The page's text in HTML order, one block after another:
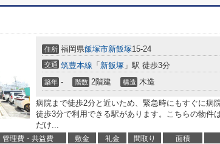
住所 福岡県飯塚市新飯塚15-24
交通 筑豊本線 「 新飯塚 」駅 徒歩3分
築年 - 階数 2階建 構造 木造
病院まで徒歩2分と近いため、緊急時にもすぐに病
徒歩3分で利用できる駅があります。こちらの物件
だけ...
管理費・共益費 敷金 礼金 間取り 面積